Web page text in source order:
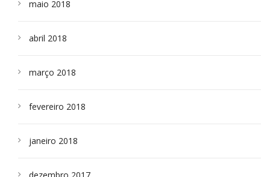
maio 2018
abril 2018
março 2018
fevereiro 2018
janeiro 2018